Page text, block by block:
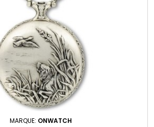
MARQUE: ONWATCH